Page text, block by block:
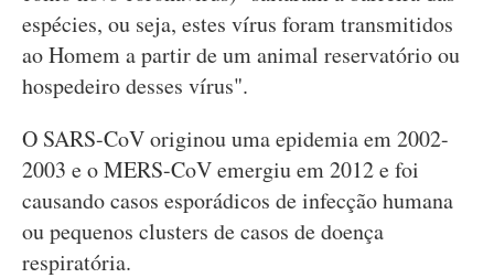
espécies, ou seja, estes vírus foram transmitidos
ao Homem a partir de um animal reservatório ou
hospedeiro desses vírus".
O SARS-CoV originou uma epidemia em 2002-
2003 e o MERS-CoV emergiu em 2012 e foi
causando casos esporádicos de infecção humana
ou pequenos clusters de casos de doença
respiratória.